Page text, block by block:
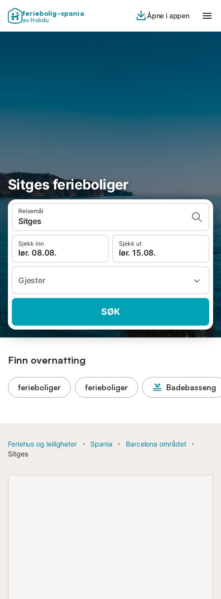
feriebolig-spania
av Holidu
Åpne i appen
Sitges ferieboliger
Reisemål
Sitges
Sjekk inn
lør. 08.08.
Sjekk ut
lør. 15.08.
Gjester
SØK
Finn overnatting
ferieboliger ferieboliger Badebasseng
Feriehus og leiligheter Spania
Barcelona området
Sitges